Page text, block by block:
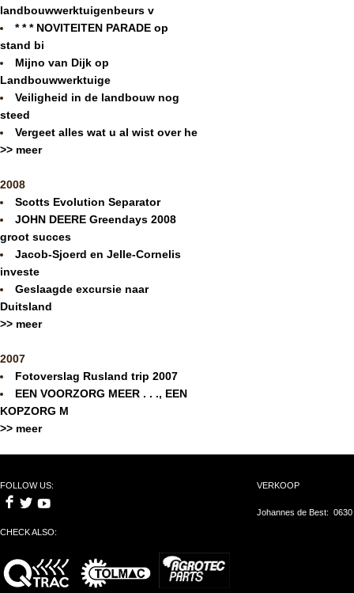
landbouwwerktuigenbeurs v
* * * NOVITEITEN PARADE op
stand bi
Mijno van Dijk op
Landbouwwerktuige
Veiligheid in de landbouw nog
steed
Vergeet alles wat u al wist over he
>> meer
2008
Scotts Evolution Separator
JOHN DEERE Greendays 2008
groot succes
Jacob-Sjoerd en Jelle-Cornelis
investe
Geslaagde excursie naar
Duitsland
>> meer
2007
Fotoverslag Rusland trip 2007
EEN VOORZORG MEER . . ., EEN
KOPZORG M
>> meer
FOLLOW US:
CHECK ALSO:
VERKOOP
Johannes de Best: 0630